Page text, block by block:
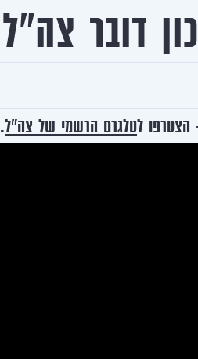
דובר צה"ל
הצטרפו לטלגרם הרשמי של צה"ל.